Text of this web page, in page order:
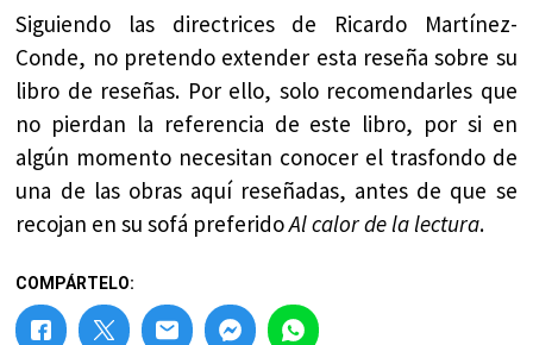
Siguiendo las directrices de Ricardo Martínez-
Conde, no pretendo extender esta reseña sobre su
libro de reseñas. Por ello, solo recomendarles que
no pierdan la referencia de este libro, por si en
algún momento necesitan conocer el trasfondo de
una de las obras aquí reseñadas, antes de que se
recojan en su sofá preferidoAl calor de la lectura.
COMPÁRTELO: